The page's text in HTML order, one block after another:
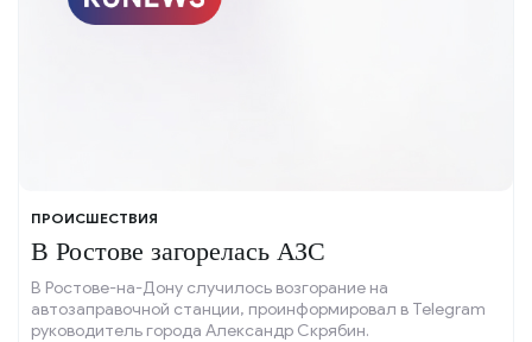
ПРОИСШЕСТВИЯ
В Ростове загорелась АЗС
В Ростове-на-Дону случилось возгорание на
автозаправочной станции, проинформировал в Telegram
руководитель города Александр Скрябин.